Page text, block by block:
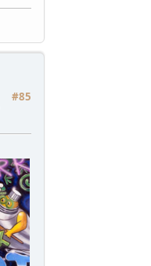
#85